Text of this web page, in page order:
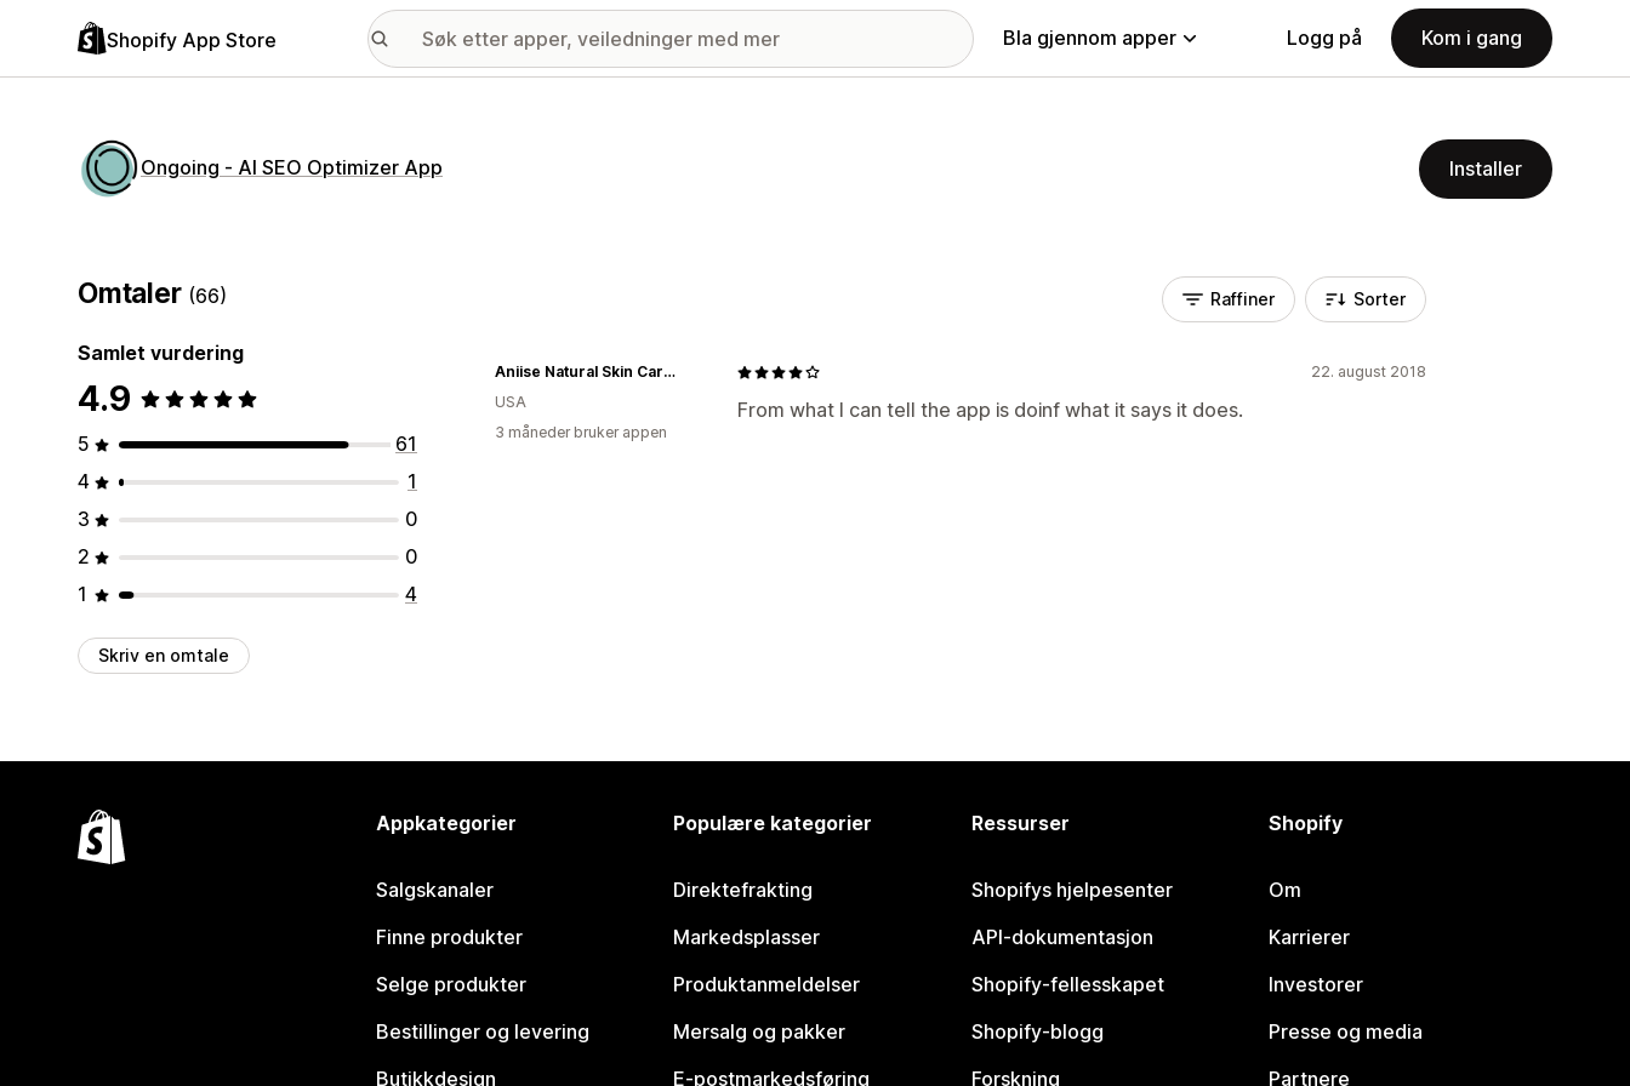
Shopify App Store Bla gjennom apper Logg på Kom i gang
Ongoing ‑ AI SEO Optimizer App Installer
Omtaler (66)
Samlet vurdering
4.9
5
61
4
1
3
0
2
0
1
4
Skriv en omtale
Raffiner Sorter
22. august 2018
From what I can tell the app is doinf what it says it does.
Aniise Natural Skin Care And Cosmetics
USA
3 måneder bruker appen
Appkategorier
Salgskanaler
Finne produkter
Selge produkter
Bestillinger og levering
Butikkdesign
Populære kategorier
Direktefrakting
Markedsplasser
Produktanmeldelser
Mersalg og pakker
E-postmarkedsføring
Ressurser
Shopifys hjelpesenter
API-dokumentasjon
Shopify-fellesskapet
Shopify-blogg
Forskning
Shopify
Om
Karrierer
Investorer
Presse og media
Partnere